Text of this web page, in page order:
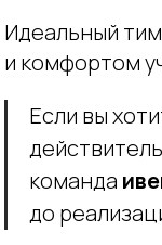
Идеальный
и комфортом
Если вы
команда
до